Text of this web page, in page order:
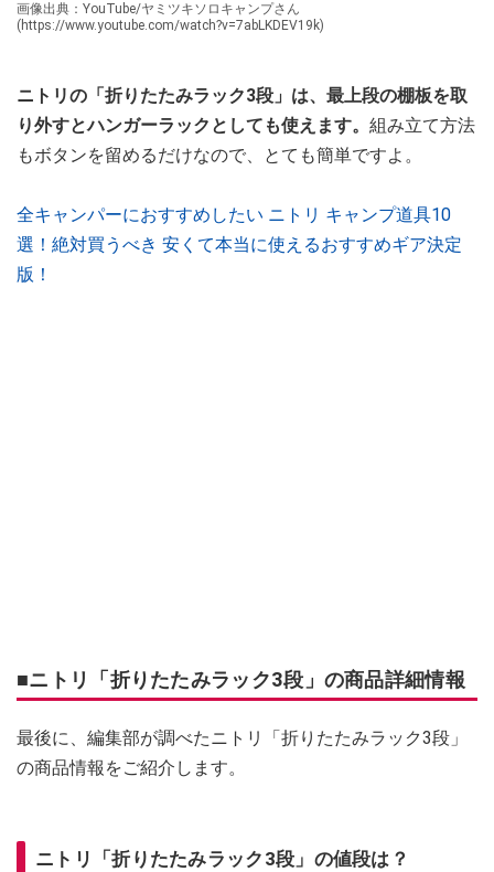
画像出典：YouTube/ヤミツキソロキャンプさん
(https://www.youtube.com/watch?v=7abLKDEV19k)
ニトリの「折りたたみラック3段」は、最上段の棚板を取
り外すとハンガーラックとしても使えます。 組み立て方法
もボタンを留めるだけなので、とても簡単ですよ。
全キャンパーにおすすめしたい ニトリ キャンプ道具10
選！絶対買うべき 安くて本当に使えるおすすめギア決定
版！
■ニトリ「折りたたみラック3段」の商品詳細情報
最後に、編集部が調べたニトリ「折りたたみラック3段」
の商品情報をご紹介します。
ニトリ「折りたたみラック3段」の値段は？